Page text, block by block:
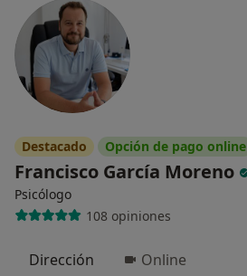
Destacado Opción de pago online
Francisco García Moreno
Psicólogo
108 opiniones
Dirección Online